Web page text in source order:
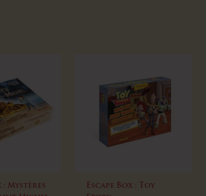
: Mystères
Escape Box : Toy